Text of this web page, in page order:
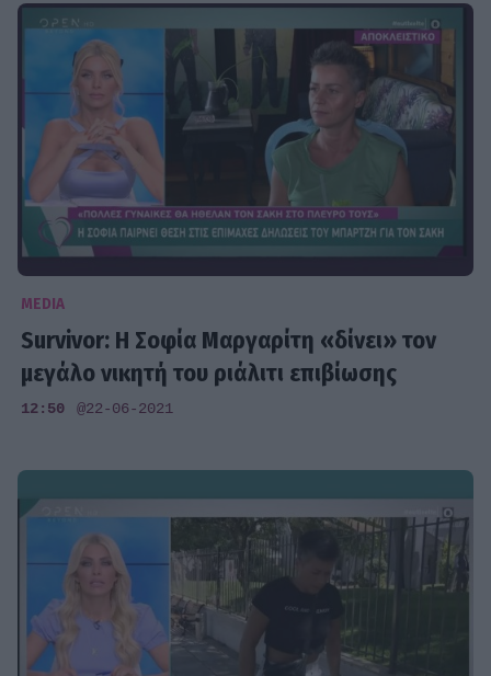
MEDIA
Survivor: Η Σοφία Μαργαρίτη «δίνει» τον
μεγάλο νικητή του ριάλιτι επιβίωσης
12:50 @22-06-2021